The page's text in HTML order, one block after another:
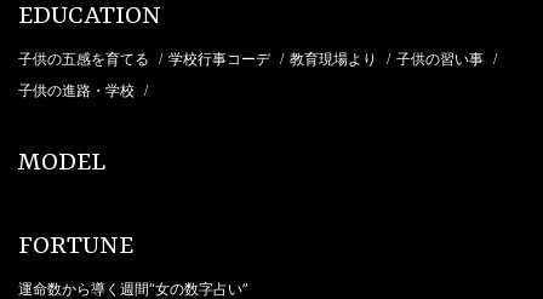
EDUCATION
子供の五感を育てる / 学校行事コーデ / 教育現場より / 子供の習い事 /
子供の進路・学校 /
MODEL
FORTUNE
運命数から導く週間“女の数字占い”